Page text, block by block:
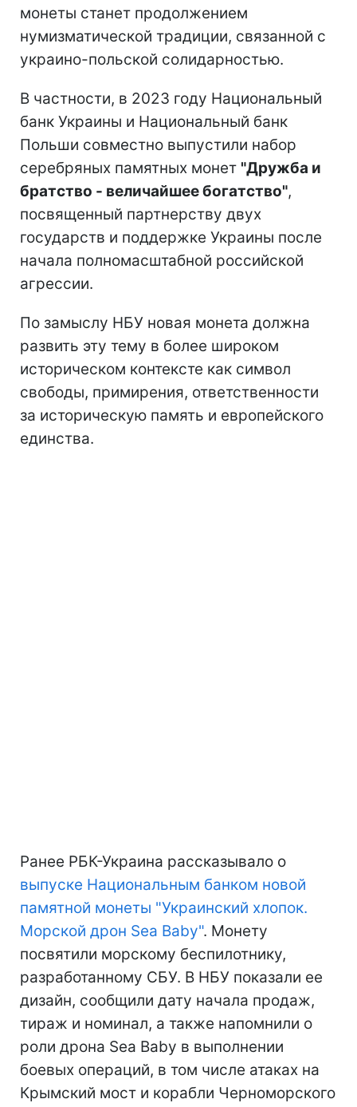
монеты станет продолжением
нумизматической традиции, связанной с
украино-польской солидарностью.
В частности, в 2023 году Национальный
банк Украины и Национальный банк
Польши совместно выпустили набор
серебряных памятных монет "Дружба и
братство - величайшее богатство",
посвященный партнерству двух
государств и поддержке Украины после
начала полномасштабной российской
агрессии.
По замыслу НБУ новая монета должна
развить эту тему в более широком
историческом контексте как символ
свободы, примирения, ответственности
за историческую память и европейского
единства.
Ранее РБК-Украина рассказывало о
выпуске Национальным банком новой
памятной монеты "Украинский хлопок.
Морской дрон Sea Baby". Монету
посвятили морскому беспилотнику,
разработанному СБУ. В НБУ показали ее
дизайн, сообщили дату начала продаж,
тираж и номинал, а также напомнили о
роли дрона Sea Baby в выполнении
боевых операций, в том числе атаках на
Крымский мост и корабли Черноморского